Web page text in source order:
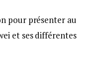
pour présenter au
et ses différentes